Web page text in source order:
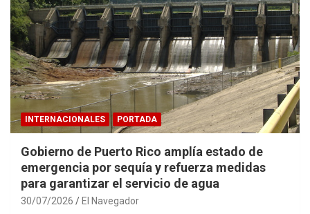
INTERNACIONALES PORTADA
Gobierno de Puerto Rico amplía estado de
emergencia por sequía y refuerza medidas
para garantizar el servicio de agua
30/07/2026 El Navegador